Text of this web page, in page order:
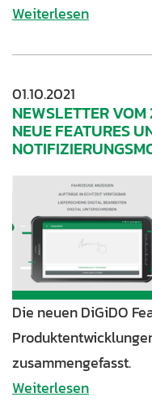
Weiterlesen
01.10.2021
NEWSLETTER
NEUE FEATURES
Die neuen DiGiDO
zusammengefasst.
Weiterlesen